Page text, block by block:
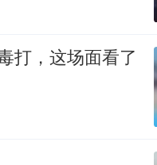
打，这场面看了